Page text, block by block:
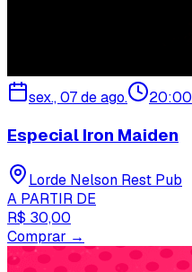
sex., 07 de ago. 20:00
Especial Iron Maiden
Lorde Nelson Rest Pub
A PARTIR DE
R$ 30,00
Comprar →